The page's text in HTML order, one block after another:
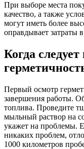
При выборе места
качество, а также
могут иметь более
оправдывает затраты
Когда
Первый осмотр
завершения работы.
топлива. Проведите
мыльный раствор на
укажет на проблемы.
никаких проблем,
1000 километров